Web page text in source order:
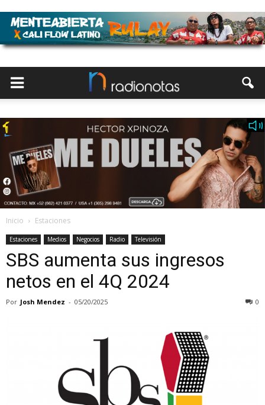
Inicio Estaciones
Estaciones Medios Negocios Radio Televisión
SBS aumenta sus ingresos
netos en el 4Q 2024
Por Josh Mendez - 05/20/2025 0